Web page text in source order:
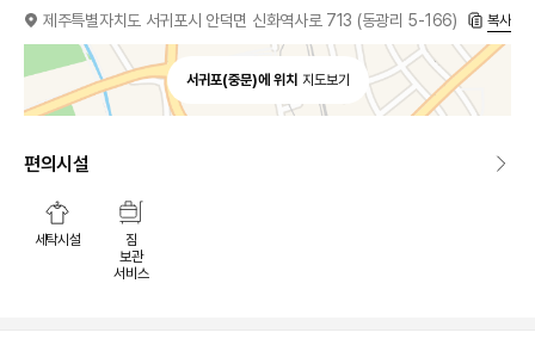
제주특별자치도 서귀포시 안덕면 신화역사로 713 (동광리 5-166) 복사
서귀포(중문)에 위치 지도보기
편의시설
세탁시설
짐
보관
서비스